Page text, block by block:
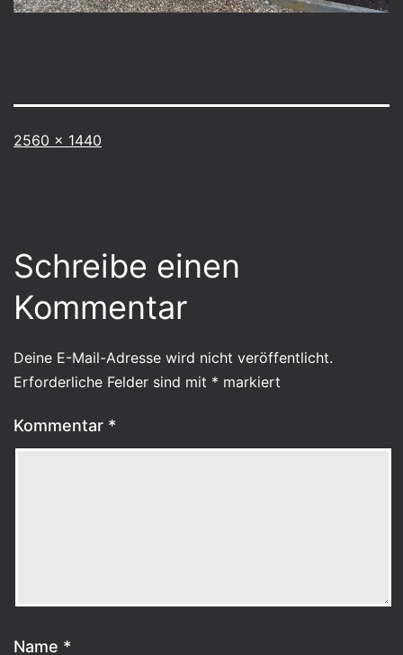
Vollständige
2560 × 1440
Schreibe einen
Kommentar
Deine E-Mail-Adresse wird nicht veröffentlicht.
Erforderliche Felder sind mit * markiert
Kommentar *
Name *